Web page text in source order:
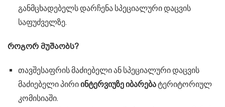
განმცხადებელს დარჩენა სპეციალური დაცვის
საფუძველზე.
როგორ მუშაობს?
თავშესაფრის მაძიებელი ან სპეციალური დაცვის
მაძიებელი პირიინტერვიუზე იბარებატერიტორიულ
კომისიაში.